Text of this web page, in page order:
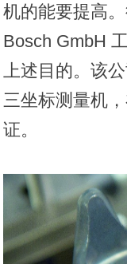
机的能要提高
Bosch GmbH
上述目的。该
三坐标测量机
证。